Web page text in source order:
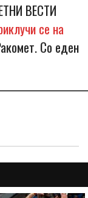
ВЕСТИ
се на
Со еден